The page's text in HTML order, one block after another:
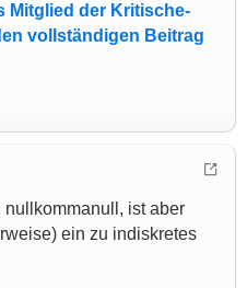
Mitglied der Kritische-
vollständigen Beitrag
nullkommanull, ist aber
ein zu indiskretes